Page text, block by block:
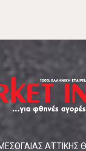
ΑΤΤΙΚΗΣ